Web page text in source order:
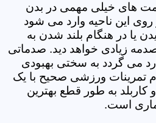
های خیلی مهمی در بدن
این ناحیه وارد می شود
یا در هنگام بلند شدن به
زیادی خواهد دید. صدماتی
می گردد به سختی بهبودی
تمرینات ورزشی صحیح با یک
به طور قطع بهترین
است.